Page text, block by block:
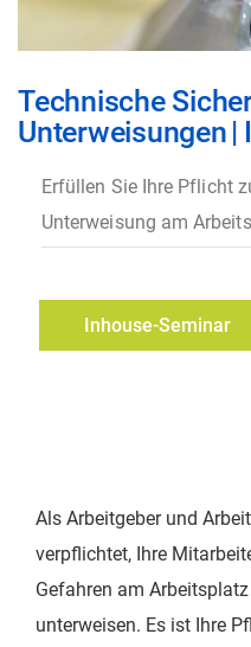
Anfang
der
Bildgalerie
springen
Technische
Unterweisungen |
Erfüllen Sie Ihre Pflicht
Unterweisung am
Inhouse-Seminar
Als Arbeitgeber und
verpflichtet, Ihre
Gefahren am
unterweisen. Es ist Ihre